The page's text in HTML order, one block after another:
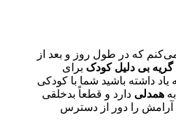
که در طول روز و بعد از
گریه بی دلیل کودک برای
داشته باشید شما با کودکی
همدلی دارد و قطعاً بدخلقی
را دور از دسترس